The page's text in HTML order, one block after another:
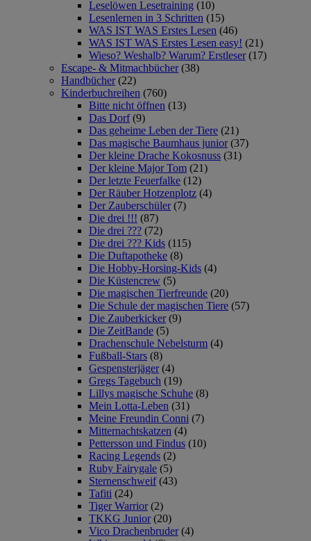
Leselöwen Lesetraining (10)
Lesenlernen in 3 Schritten (15)
WAS IST WAS Erstes Lesen (46)
WAS IST WAS Erstes Lesen easy! (21)
Wieso? Weshalb? Warum? Erstleser (17)
Escape- & Mitmachbücher (38)
Handbücher (22)
Kinderbuchreihen (760)
Bitte nicht öffnen (13)
Das Dorf (9)
Das geheime Leben der Tiere (21)
Das magische Baumhaus junior (37)
Der kleine Drache Kokosnuss (31)
Der kleine Major Tom (21)
Der letzte Feuerfalke (12)
Der Räuber Hotzenplotz (4)
Der Zauberschüler (7)
Die drei !!! (87)
Die drei ??? (72)
Die drei ??? Kids (115)
Die Duftapotheke (8)
Die Hobby-Horsing-Kids (4)
Die Küstencrew (5)
Die magischen Tierfreunde (20)
Die Schule der magischen Tiere (57)
Die Zauberkicker (9)
Die ZeitBande (5)
Drachenschule Nebelsturm (4)
Fußball-Stars (8)
Gespensterjäger (4)
Gregs Tagebuch (19)
Lillys magische Schuhe (8)
Mein Lotta-Leben (31)
Meine Freundin Conni (7)
Mitternachtskatzen (4)
Pettersson und Findus (10)
Racing Legends (2)
Ruby Fairygale (5)
Sternenschweif (43)
Tafiti (24)
Tiger Warrior (2)
TKKG Junior (20)
Vico Drachenbruder (4)